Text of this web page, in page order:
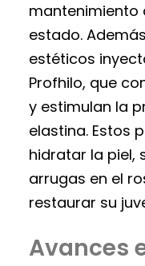
mantenimiento
estado.
estéticos
Profhilo, que
y estimulan la
elastina. Estos
hidratar la piel,
arrugas en el
restaurar su
Avances